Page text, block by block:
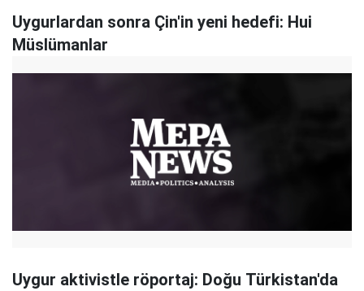
Uygurlardan sonra Çin'in yeni hedefi: Hui
Müslümanlar
Uygur aktivistle röportaj: Doğu Türkistan'da